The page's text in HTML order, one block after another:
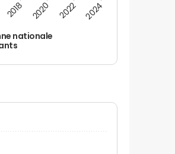
nationale
2018 2020 2022 2024